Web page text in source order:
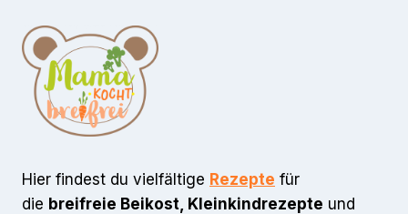
Hier findest du vielfältige Rezepte für
die breifreie Beikost, Kleinkindrezepte und